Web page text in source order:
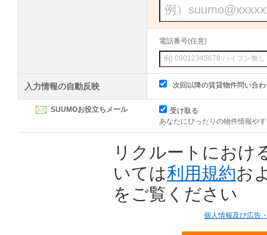
電話番号(任意)
入力情報の自動反映 次回以降の賃貸物件問い合
SUUMOお役立ちメール
受け取る
あなたにぴったりの物件情報や
リクルートにおけ
いては利用規約お
をご覧ください
個人情報及び広告